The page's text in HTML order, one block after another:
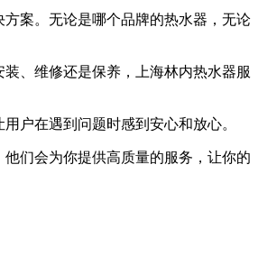
案。无论是哪个品牌的热水器，无论
、维修还是保养，上海林内热水器服
户在遇到问题时感到安心和放心。
们会为你提供高质量的服务，让你的